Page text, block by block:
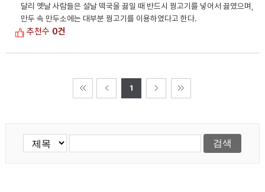
달리 옛날 사람들은 설날 떡국을 끓일 때 반드시 꿩고기를 넣어서 끓였으며,
만두 속 만두소에는 대부분 꿩고기를 이용하였다고 한다.
추천수 0건
1